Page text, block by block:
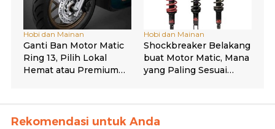
Rekomendasi untuk Anda